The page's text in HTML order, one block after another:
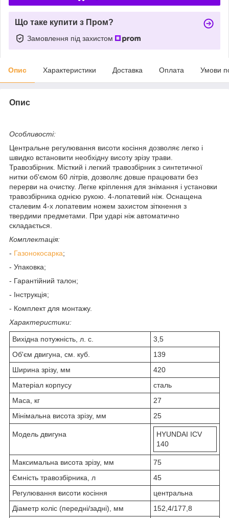
Що таке купити з Пром?
Замовлення під захистом
Опис Характеристики Доставка Оплата Умови
Опис
Особливості:
Центральне регулювання висоти косіння дозволяє легко і
швидко встановити необхідну висоту зрізу трави.
Травозбірник. Місткий і легкий травозбірник з синтетичної
нитки об'ємом 60 літрів, дозволяє довше працювати без
перерви на очистку. Легке кріплення для знімання і установки
травозбірника однією рукою. 4-лопатевий ніж. Оснащена
сталевим 4-х лопатевим ножем захистом зіткнення з
твердими предметами. При ударі ніж автоматично
складається.
Комплектація:
- Газонокосарка;
- Упаковка;
- Гарантійний талон;
- Інструкція;
- Комплект для монтажу.
Характеристики:
Вихідна потужність, л. с.
3,5
Об'єм двигуна, см. куб.
139
Ширина зрізу, мм
420
Матеріал корпусу
сталь
Маса, кг
27
Мінімальна висота зрізу, мм
25
Модель двигуна
HYUNDAI IСV
140
Максимальна висота зрізу, мм
75
Ємність травозбірника, л
45
Регулювання висоти косіння
центральна
Діаметр коліс (передні/задні), мм
152,4/177,8